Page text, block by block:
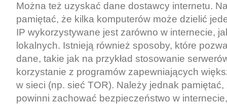
Można też uzyskać dane dostawcy internetu.
pamiętać, że kilka komputerów może dzielić
IP wykorzystywane jest zarówno w internecie,
lokalnych. Istnieją również sposoby, które
dane, takie jak na przykład stosowanie
korzystanie z programów zapewniających
w sieci (np. sieć TOR). Należy jednak
powinni zachować bezpieczeństwo w